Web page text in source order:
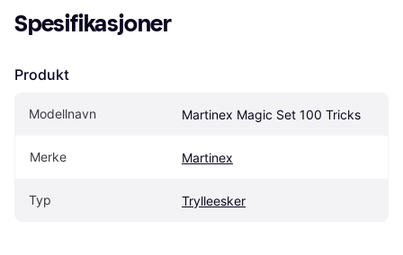
Spesifikasjoner
Produkt
Modellnavn Martinex Magic Set 100 Tricks
Merke Martinex
Typ Trylleesker